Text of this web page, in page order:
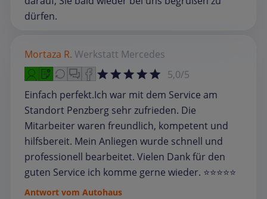
dürfen.
Mortaza R. Werkstatt Mercedes
5,0/5
Einfach perfekt.Ich war mit dem Service am
Standort Penzberg sehr zufrieden. Die
Mitarbeiter waren freundlich, kompetent und
hilfsbereit. Mein Anliegen wurde schnell und
professionell bearbeitet. Vielen Dank für den
guten Service ich komme gerne wieder. ⭐⭐⭐⭐⭐
Antwort vom Autohaus